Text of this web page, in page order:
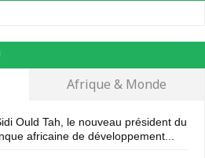
Afrique & Monde
Ould Tah, le nouveau président du
africaine de développement...